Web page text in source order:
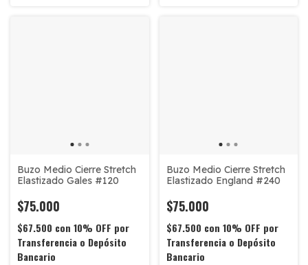
Buzo Medio Cierre Stretch
Elastizado Gales #120
$75.000
$67.500 con 10% OFF por
Transferencia o Depósito
Bancario
Buzo Medio Cierre Stretch
Elastizado England #240
$75.000
$67.500 con 10% OFF por
Transferencia o Depósito
Bancario